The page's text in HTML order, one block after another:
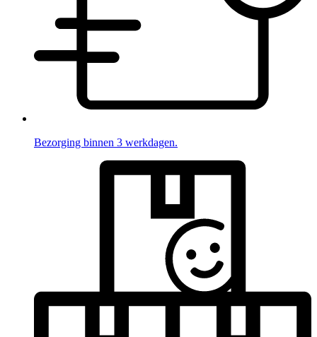
Bezorging binnen 3 werkdagen.